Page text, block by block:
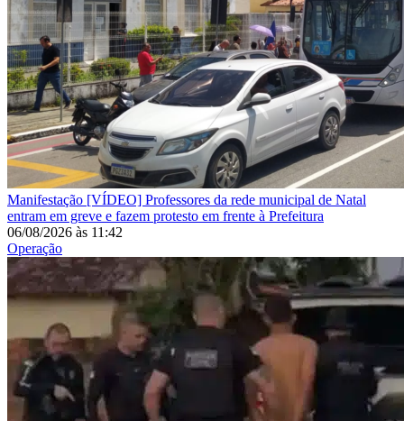
Manifestação [VÍDEO] Professores da rede municipal de Natal
entram em greve e fazem protesto em frente à Prefeitura
06/08/2026 às 11:42
Operação